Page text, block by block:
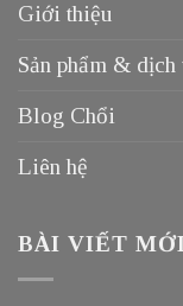
Giới thiệu
Sản phẩm & dịch
Blog Chổi
Liên hệ
BÀI VIẾT